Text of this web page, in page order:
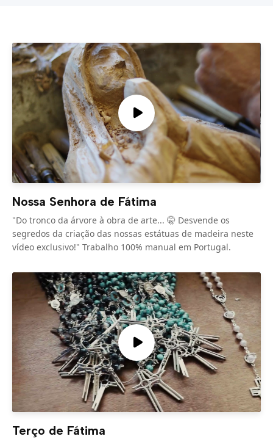
Nossa Senhora de Fátima
"Do tronco da árvore à obra de arte... 🤫 Desvende os
segredos da criação das nossas estátuas de madeira neste
vídeo exclusivo!" Trabalho 100% manual em Portugal.
Terço de Fátima